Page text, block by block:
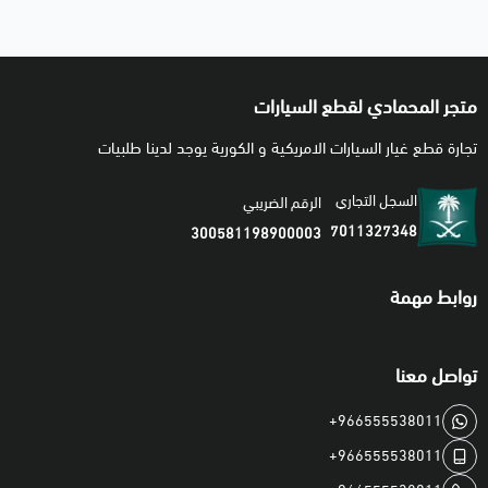
الطلب
🚚 تنتهي مسؤوليتنا بعد تسليم الشحنة لشركة النقل
متجر المحمادي لقطع السيارات
تجارة قطع غيار السيارات الامريكية و الكورية يوجد لدينا طلبيات
السجل التجاري
7011327348
الرقم الضريبي
300581198900003
روابط مهمة
تواصل معنا
+966555538011
+966555538011